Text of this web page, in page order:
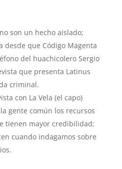
son un hecho aislado;
desde que Código Magenta
del huachicolero Sergio
que presenta Latinus
criminal.
con La Vela (el capo)
gente común los recursos
tienen mayor credibilidad;
cuando indagamos sobre